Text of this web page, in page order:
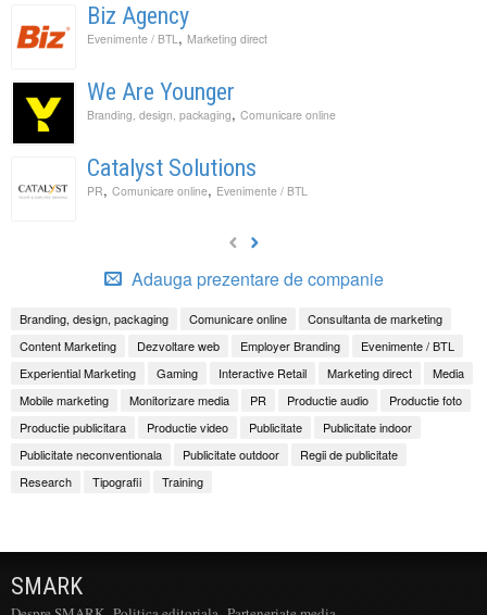
Biz Agency
Evenimente / BTL , Marketing direct
We Are Younger
Branding, design, packaging, Comunicare online
Catalyst Solutions
PR, Comunicare online, Evenimente / BTL
Adauga prezentare de companie
Branding, design, packaging Comunicare online
Consultanta de marketing
Content Marketing
Dezvoltare web Employer Branding
Evenimente / BTL
Experiential Marketing
Gaming Interactive Retail Marketing direct
Media
Mobile marketing
Monitorizare media PR Productie audio
Productie foto
Productie publicitara
Productie video Publicitate
Publicitate indoor
Publicitate neconventionala
Publicitate outdoor
Regii de publicitate
Research
Tipografii Training
SMARK